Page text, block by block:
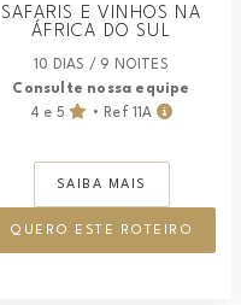
SAFARIS E VINHOS NA
ÁFRICA DO SUL
10 DIAS / 9 NOITES
Consulte nossa equipe
4 e 5
• Ref 11A
SAIBA MAIS
QUERO ESTE ROTEIRO